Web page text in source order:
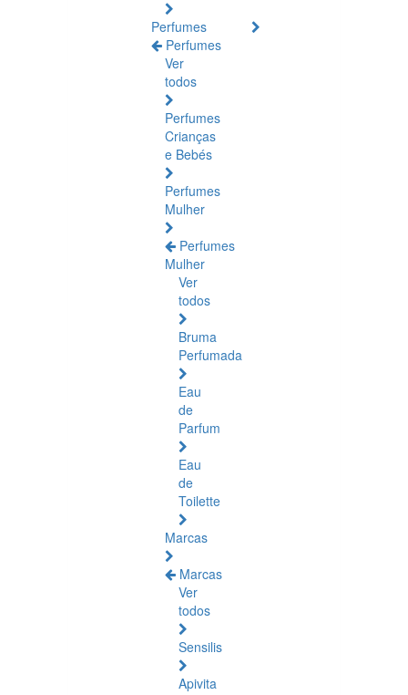
Perfumes
Perfumes
Ver
todos
Perfumes
Crianças
e Bebés
Perfumes
Mulher
Perfumes
Mulher
Ver
todos
Bruma
Perfumada
Eau
de
Parfum
Eau
de
Toilette
Marcas
Marcas
Ver
todos
Sensilis
Apivita